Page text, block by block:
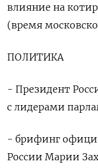
влияние на
(время
ПОЛИТИКА
- Президент
с лидерами
- брифинг
России Марии